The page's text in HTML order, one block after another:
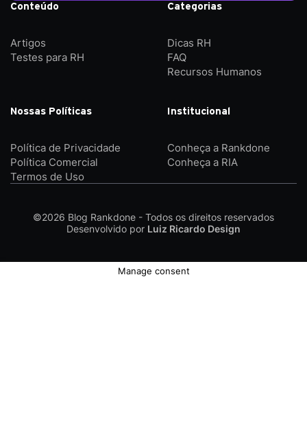
Conteúdo
Artigos
Testes para RH
Categorias
Dicas RH
FAQ
Recursos Humanos
Nossas Políticas
Política de Privacidade
Política Comercial
Termos de Uso
Institucional
Conheça a Rankdone
Conheça a RIA
©2026 Blog Rankdone - Todos os direitos reservados
Desenvolvido por Luiz Ricardo Design
Manage consent